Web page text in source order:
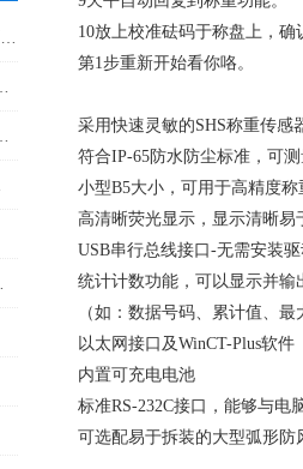
10放上校准砝码于称盘上，确
第1步重新开始看你咯。
采用快速灵敏的SHS称重传感
符合IP-65防水防尘标准，可测
小型B5大小，可用于高精度称
高清晰荧光显示，显示清晰易
USB串行总线接口 -无需安装驱
统计计数功能，可以显示并输
（如：数据号码、累计值、
以太网接口及WinCT-Plus软件
内置可充电电池
标准RS-232C接口，能够与电
可选配易于拆装的大型弧形防